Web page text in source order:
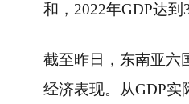
和，2022年GDP达到
截至昨日，东南亚六
经济表现。从GDP实